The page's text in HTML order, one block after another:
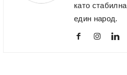
като
един народ.